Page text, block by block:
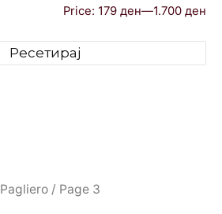
Price: 179 ден—1.700 ден
Ресетирај
Pagliero / Page 3